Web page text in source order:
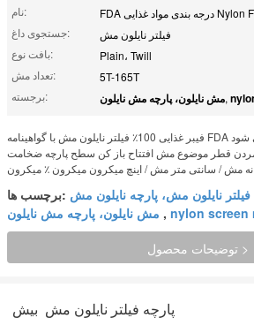
نام:
جستجوی داغ:
فیلتر نایلون مش
بافت نوع:
Plain، Twill
تعداد مش:
5T-165T
برجسته:
مش نایلون، پارچه مش نایلون,
فیبر غذایی 100٪ فیلتر نایلون مش با گواهینامه FDA برای کیسه فیلتر استفاده می شود
قطر موضوع مش افتتاح باز کن سطح پارچه ضخامت
برچسب ها: فیلتر نایلون مش، پارچه نایلون مش
مش نایلون، پارچه مش نایلون , nylon screen
توضیحات محصول >
پارچه فیلتر نایلون مش